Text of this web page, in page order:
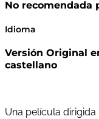
No recomendada
Idioma
Versión Original
castellano
Una película dirigida